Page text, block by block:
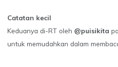
Catatan kecil
Keduanya di-RT oleh @puisikita
untuk memudahkan dalam